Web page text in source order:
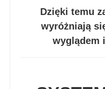
Dzięki temu
wyróżniają
wyglądem